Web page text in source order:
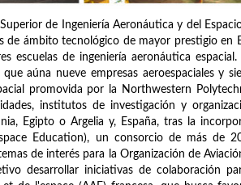
Superior de Ingeniería Aeronáutica y del
de ámbito tecnológico de mayor prestigio en
escuelas de ingeniería aeronáutica
aúna nueve empresas aeroespaciales y
promovida por la Northwestern
institutos de investigación y
Egipto o Argelia y, España, tras la
Education), un consorcio de más de
de interés para la Organización de
desarrollar iniciativas de colaboración